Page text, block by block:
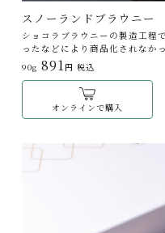
スノーランドブラウニー
ショコラブラウニーの製造工程
ったなどにより商品化されなか
のままに、お手軽にお召し上が
た。
90g 891 円 税込
オンラインで購入